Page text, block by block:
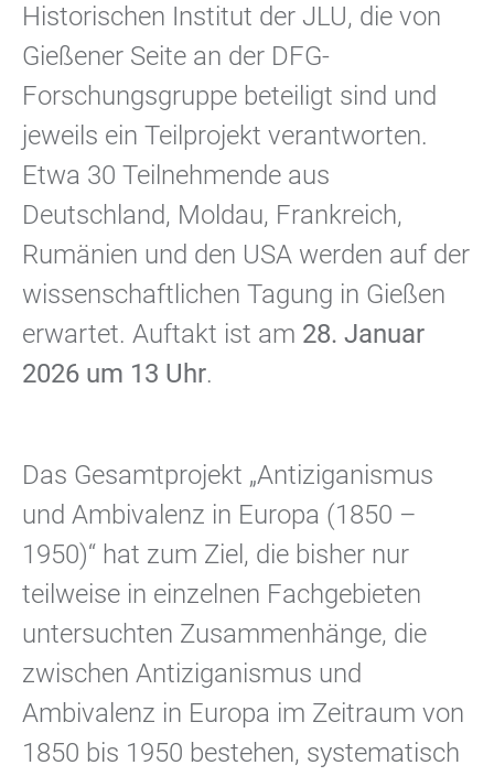
Historischen Institut der JLU, die von
Gießener Seite an der DFG-
Forschungsgruppe beteiligt sind und
jeweils ein Teilprojekt verantworten.
Etwa 30 Teilnehmende aus
Deutschland, Moldau, Frankreich,
Rumänien und den USA werden auf der
wissenschaftlichen Tagung in Gießen
erwartet. Auftakt ist am 28. Januar
2026 um 13 Uhr.
Das Gesamtprojekt „Antiziganismus
und Ambivalenz in Europa (1850 –
1950)“ hat zum Ziel, die bisher nur
teilweise in einzelnen Fachgebieten
untersuchten Zusammenhänge, die
zwischen Antiziganismus und
Ambivalenz in Europa im Zeitraum von
1850 bis 1950 bestehen, systematisch